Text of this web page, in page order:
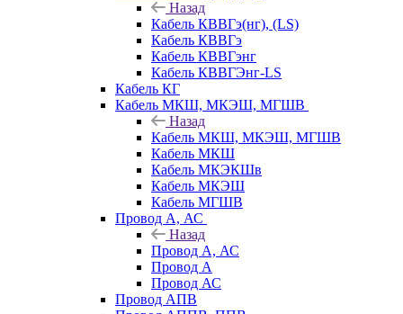
Назад
Кабель КВВГэ(нг), (LS)
Кабель КВВГэ
Кабель КВВГэнг
Кабель КВВГЭнг-LS
Кабель КГ
Кабель МКШ, МКЭШ, МГШВ
Назад
Кабель МКШ, МКЭШ, МГШВ
Кабель МКШ
Кабель МКЭКШв
Кабель МКЭШ
Кабель МГШВ
Провод А, АС
Назад
Провод А, АС
Провод А
Провод АС
Провод АПВ